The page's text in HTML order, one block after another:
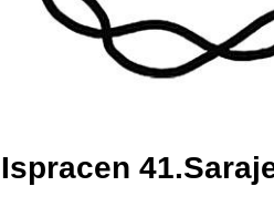
Ispracen